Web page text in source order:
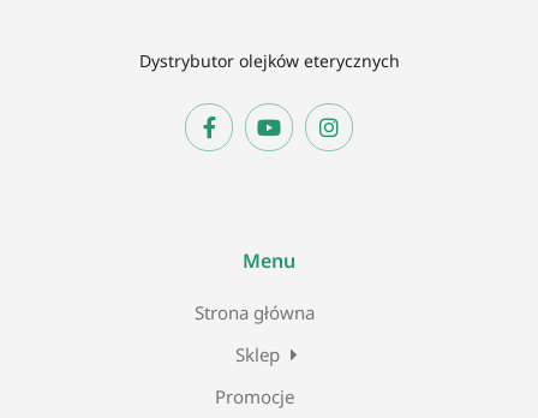
Dystrybutor olejków eterycznych
Menu
Strona główna
Sklep
Promocje